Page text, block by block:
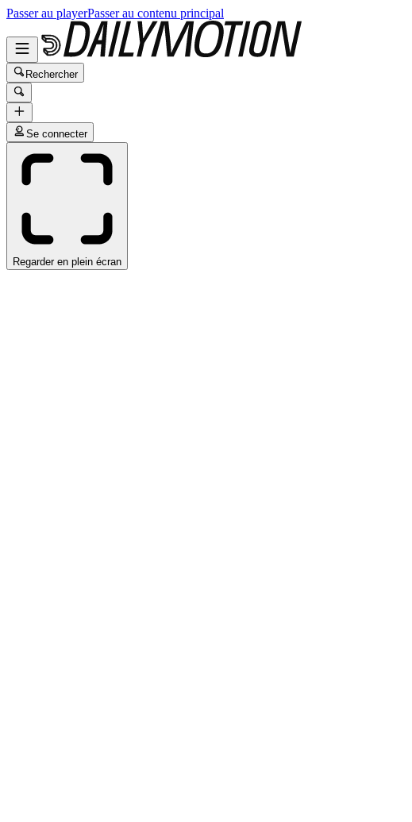
Passer au playerPasser au contenu principal
Rechercher
Se connecter
Regarder en plein écran